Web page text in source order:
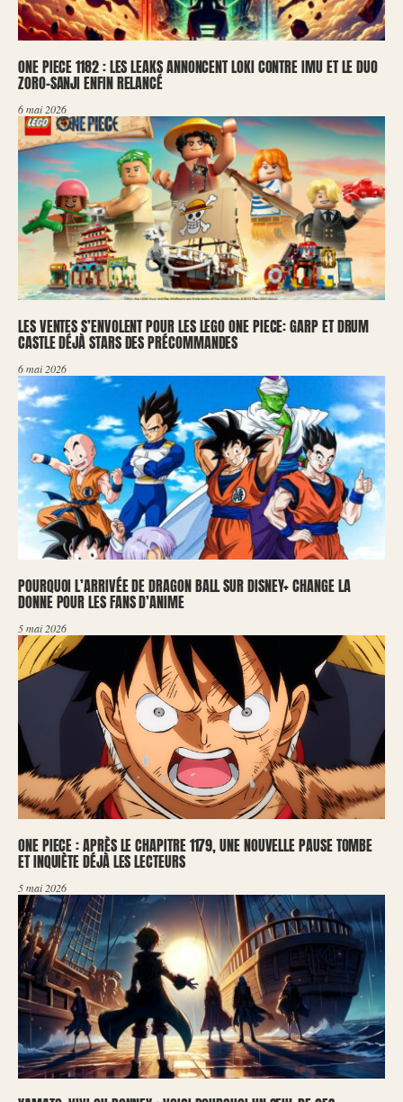
ONE PIECE 1182 : LES LEAKS ANNONCENT LOKI CONTRE IMU ET LE DUO
ZORO-SANJI ENFIN RELANCÉ
6 mai 2026
LES VENTES S’ENVOLENT POUR LES LEGO ONE PIECE: GARP ET DRUM
CASTLE DÉJÀ STARS DES PRÉCOMMANDES
6 mai 2026
POURQUOI L’ARRIVÉE DE DRAGON BALL SUR DISNEY+ CHANGE LA
DONNE POUR LES FANS D’ANIME
5 mai 2026
ONE PIECE : APRÈS LE CHAPITRE 1179, UNE NOUVELLE PAUSE TOMBE
ET INQUIÈTE DÉJÀ LES LECTEURS
5 mai 2026